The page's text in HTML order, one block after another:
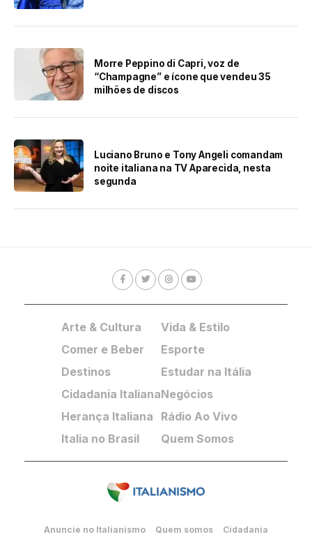
Morre Peppino di Capri, voz de
“Champagne” e ícone que vendeu 35
milhões de discos
Luciano Bruno e Tony Angeli comandam
noite italiana na TV Aparecida, nesta
segunda
Arte & Cultura
Comer e Beber
Destinos
Cidadania Italiana
Herança Italiana
Italia no Brasil
Vida & Estilo
Esporte
Estudar na Itália
Negócios
Rádio Ao Vivo
Quem Somos
Anuncie no Italianismo Quem somos Cidadania